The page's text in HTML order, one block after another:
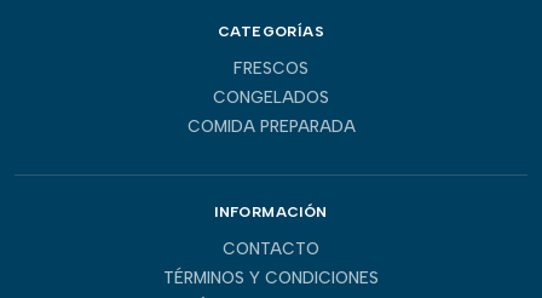
CATEGORÍAS
FRESCOS
CONGELADOS
COMIDA PREPARADA
INFORMACIÓN
CONTACTO
TÉRMINOS Y CONDICIONES